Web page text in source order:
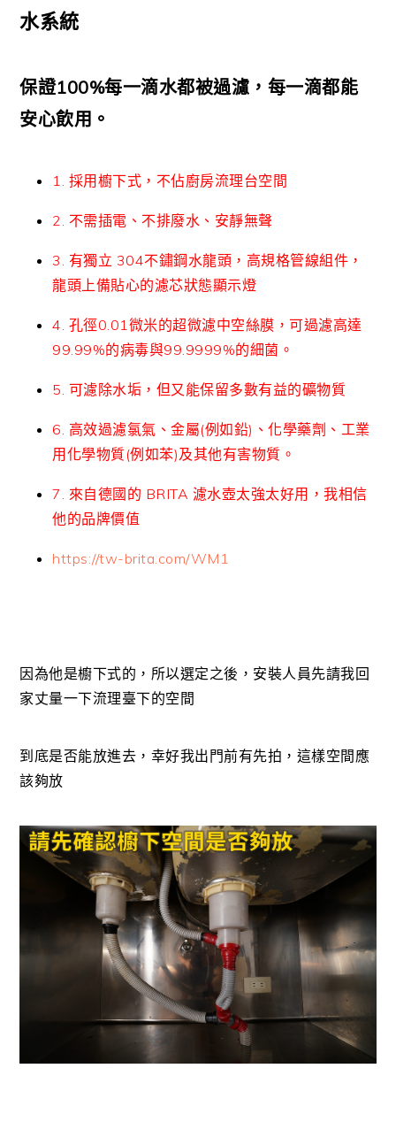
水系統
保證100%每一滴水都被過濾，每一滴都能
安心飲用。
1. 採用櫥下式，不佔廚房流理台空間
2. 不需插電、不排廢水、安靜無聲
3. 有獨立 304不鏽鋼水龍頭，高規格管線組件，
龍頭上備貼心的濾芯狀態顯示燈
4. 孔徑0.01微米的超微濾中空絲膜，可過濾高達
99.99%的病毒與99.9999%的細菌。
5. 可濾除水垢，但又能保留多數有益的礦物質
6. 高效過濾氯氣、金屬(例如鉛)、化學藥劑、工業
用化學物質(例如苯)及其他有害物質。
7. 來自德國的 BRITA 濾水壺太強太好用，我相信
他的品牌價值
https://tw-brita.com/WM1
因為他是櫥下式的，所以選定之後，安裝人員先請我回
家丈量一下流理臺下的空間
到底是否能放進去，幸好我出門前有先拍，這樣空間應
該夠放